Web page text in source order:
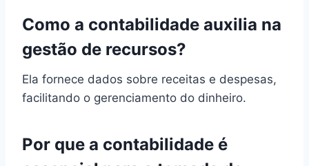
Como a contabilidade auxilia na
gestão de recursos?
Ela fornece dados sobre receitas e despesas,
facilitando o gerenciamento do dinheiro.
Por que a contabilidade é